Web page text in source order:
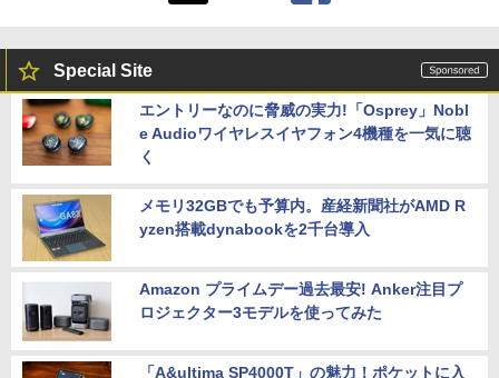
Special Site
エントリーなのに脅威の実力!「Osprey」Nobl
e Audioワイヤレスイヤフォン4機種を一気に聴
く
メモリ32GBでも予算内。産経新聞社がAMD R
yzen搭載dynabookを2千台導入
Amazon プライムデー過去最安! Anker注目プ
ロジェクター3モデルを使ってみた
「A&ultima SP4000T」の魅力！ポケットに入